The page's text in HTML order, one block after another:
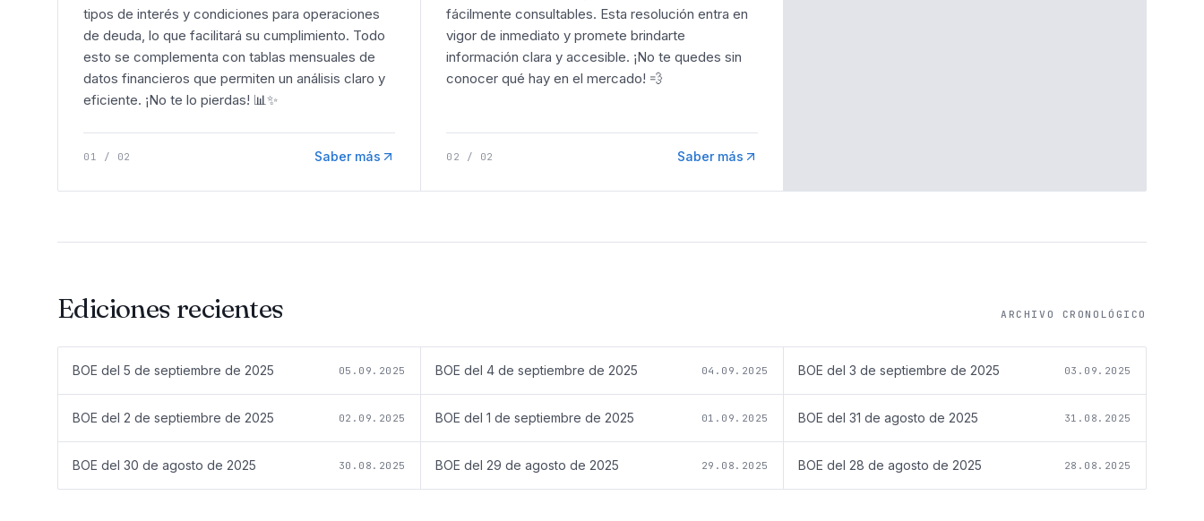
tipos de interés y condiciones para operaciones
de deuda, lo que facilitará su cumplimiento. Todo
esto se complementa con tablas mensuales de
datos financieros que permiten un análisis claro y
eficiente. ¡No te lo pierdas! 📊✨
01 / 02 Saber más
fácilmente consultables. Esta resolución entra en
vigor de inmediato y promete brindarte
información clara y accesible. ¡No te quedes sin
conocer qué hay en el mercado! 💨
02 / 02 Saber más
Ediciones recientes ARCHIVO CRONOLÓGICO
BOE del 5 de septiembre de 2025 05.09.2025 BOE del 4 de septiembre de 2025 04.09.2025 BOE del 3 de septiembre de 2025 03.09.2025
BOE del 2 de septiembre de 2025 02.09.2025 BOE del 1 de septiembre de 2025 01.09.2025 BOE del 31 de agosto de 2025 31.08.2025
BOE del 30 de agosto de 2025 30.08.2025 BOE del 29 de agosto de 2025 29.08.2025 BOE del 28 de agosto de 2025 28.08.2025